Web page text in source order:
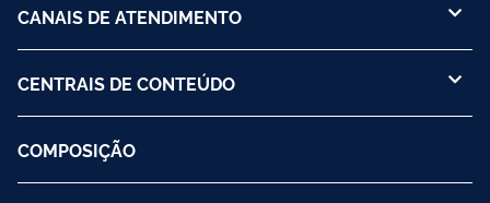
CANAIS DE ATENDIMENTO
CENTRAIS DE CONTEÚDO
COMPOSIÇÃO